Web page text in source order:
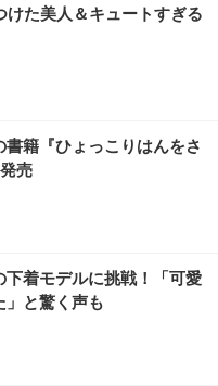
デスクチェア 疲れない テレ
レスト 30度ロッキング機
ート 90度跳ね上げ式アーム
ッシュ ゲーミング/勉強/事
チェア (ブラック)
スクチェア 疲れない テレ
レスト 30度ロッキング機
ート 90度跳ね上げ式アーム
チェア (ホワイト)
ア デスクチェア 肘なし メ
ポート付き 腰サポート ガ
転 キャスター付き コンパク
モニター DualSense 充電
）
27インチ 液晶モニタ
VA 非光沢 HDMI/DisplayP
高さ調整 スイベル VESA対
FHD】GRAPHT THE S
24” Essential ゲーミン
チ 1ms FHD 量子ドット 残
オムツ L 中型犬用 26枚入
ーシック) 【Amazon.co.jp
リスオーヤマ ペットシーツ
枚入 (x 1) (ケース販売)
シーツ 超厚型 お徳用 レギ
限定】
けた美人＆キュートすぎる
籍『ひょっこりはんをさ
売
着モデルに挑戦！「可愛
と驚く声も